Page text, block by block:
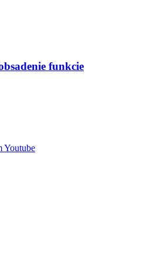
funkcie
Youtube